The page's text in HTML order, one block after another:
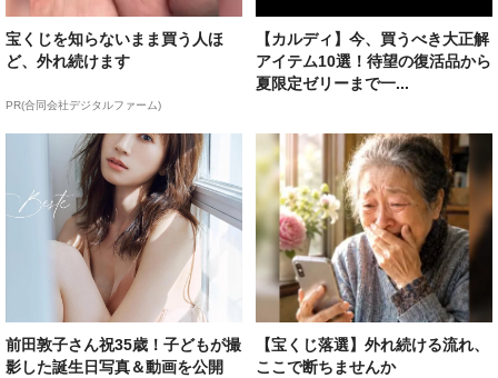
宝くじを知らないまま買う人ほ
ど、外れ続けます
PR(合同会社デジタルファーム)
【カルディ】今、買うべき大正解
アイテム10選！待望の復活品から
夏限定ゼリーまで一...
前田敦子さん祝35歳！子どもが撮
影した誕生日写真＆動画を公開
【宝くじ落選】外れ続ける流れ、
ここで断ちませんか